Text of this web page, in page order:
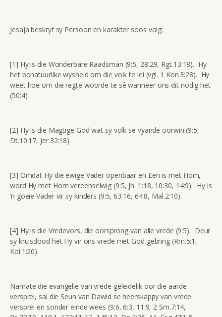
Jesaja beskryf sy Persoon en karakter soos volg:
[1] Hy is die Wonderbare Raadsman (9:5, 28:29, Rgt.13:18). Hy
het bonatuurlike wysheid om die volk te lei (vgl. 1 Kon.3:28). Hy
weet hoe om die regte woorde te sê wanneer ons dit nodig het
(50:4).
[2] Hy is die Magtige God wat sy volk se vyande oorwin (9:5,
Dt.10:17, Jer.32:18).
[3] Omdat Hy die ewige Vader openbaar en Een is met Hom,
word Hy met Hom vereenselwig (9:5, Jh. 1:18, 10:30, 14:9). Hy is
‘n goeie Vader vir sy kinders (9:5, 63:16, 64:8, Mal.2:10).
[4] Hy is die Vredevors, die oorsprong van alle vrede (9:5). Deur
sy kruisdood het Hy vir ons vrede met God gebring (Rm.5:1,
Kol.1:20).
Namate die evangelie van vrede geleidelik oor die aarde
versprei, sal die Seun van Dawid se heerskappy van vrede
versprei en sonder einde wees (9:6, 6:3, 11:9, 2 Sm.7:14,